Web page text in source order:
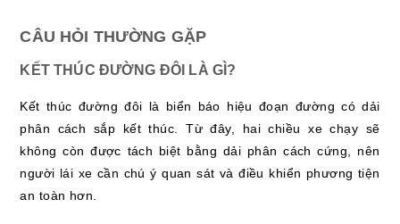
CÂU HỎI THƯỜNG GẶP
KẾT THÚC ĐƯỜNG ĐÔI LÀ GÌ?
Kết thúc đường đôi là biển báo hiệu đoạn đường có dải
phân cách sắp kết thúc. Từ đây, hai chiều xe chạy sẽ
không còn được tách biệt bằng dải phân cách cứng, nên
người lái xe cần chú ý quan sát và điều khiển phương tiện
an toàn hơn.